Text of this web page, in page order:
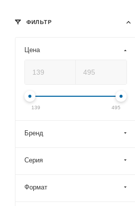
ФИЛЬТР
Цена
139 495
Бренд
Серия
Формат